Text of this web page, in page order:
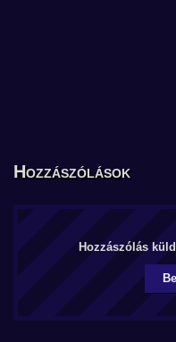
Hozzászólások
Hozzászólás